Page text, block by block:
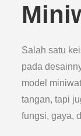
Salah satu
pada
model
tangan, tapi
fungsi, gaya,